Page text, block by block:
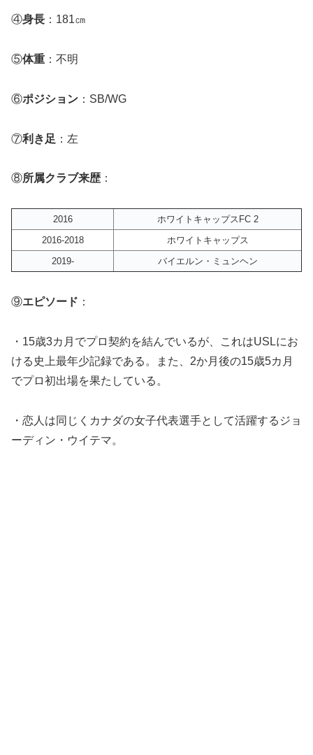
④身長 ：181㎝
⑤体重 ：不明
⑥ポジション ：SB/WG
⑦利き足 ：左
⑧所属クラブ来歴 ：
2016
ホワイトキャップスFC 2
2016-2018
ホワイトキャップス
2019-
バイエルン・ミュンヘン
⑨エピソード ：
・15歳3カ月でプロ契約を結んでいるが、これはUSLにお
ける史上最年少記録である。また、2か月後の15歳5カ月
でプロ初出場を果たしている。
・恋人は同じくカナダの女子代表選手として活躍するジョ
ーディン・ウイテマ。